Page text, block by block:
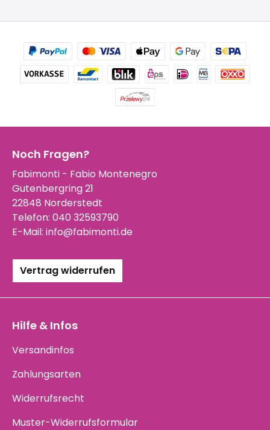
Noch Fragen?
Fabimonti - Fabio Montenegro
Gutenbergring 21
22848 Norderstedt
Telefon: 040 32593790
E-Mail: info@fabimonti.de
Vertrag widerrufen
Hilfe & Infos
Versandinfos
Zahlungsarten
Widerrufsrecht
Muster-Widerrufsformular